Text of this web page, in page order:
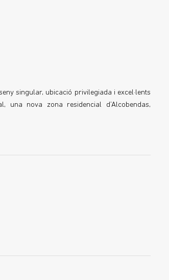
singular, ubicació privilegiada i excel·lents
una nova zona residencial d’Alcobendas,